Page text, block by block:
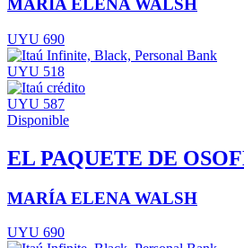
MARÍA ELENA WALSH
UYU 690
UYU 518
UYU 587
Disponible
EL PAQUETE DE
MARÍA ELENA WALSH
UYU 690